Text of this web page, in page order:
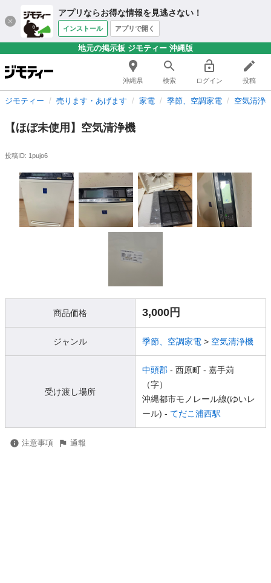
アプリならお得な情報を見逃さない！
インストール アプリで開く
地元の掲示板 ジモティー 沖縄版
沖縄県 検索 ログイン 投稿
ジモティー 売ります・あげます 家電 季節、空調家電 空気清浄
【ほぼ未使用】空気清浄機
投稿ID: 1pujo6
商品価格 3,000円
ジャンル 季節、空調家電 > 空気清浄機
受け渡し場所
中頭郡 - 西原町 - 嘉手苅
（字）
沖縄都市モノレール線(ゆいレ
ール) - てだこ浦西駅
注意事項 通報